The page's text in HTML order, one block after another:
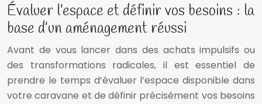
Évaluer l’espace et définir vos besoins : la
base d’un aménagement réussi
Avant de vous lancer dans des achats impulsifs ou
des transformations radicales, il est essentiel de
prendre le temps d’évaluer l’espace disponible dans
votre caravane et de définir précisément vos besoins